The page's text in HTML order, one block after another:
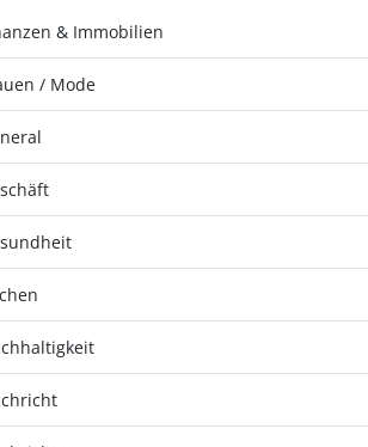
& Immobilien
/ Mode